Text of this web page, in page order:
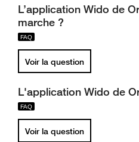
L’application Wido de
marche ?
Voir la question
L'application Wido de
Voir la question